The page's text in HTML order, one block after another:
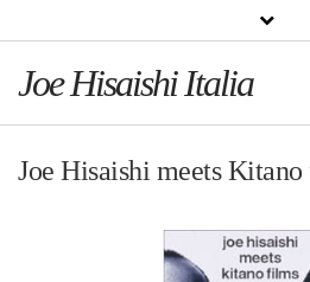
Joe Hisaishi Italia
Joe Hisaishi meets